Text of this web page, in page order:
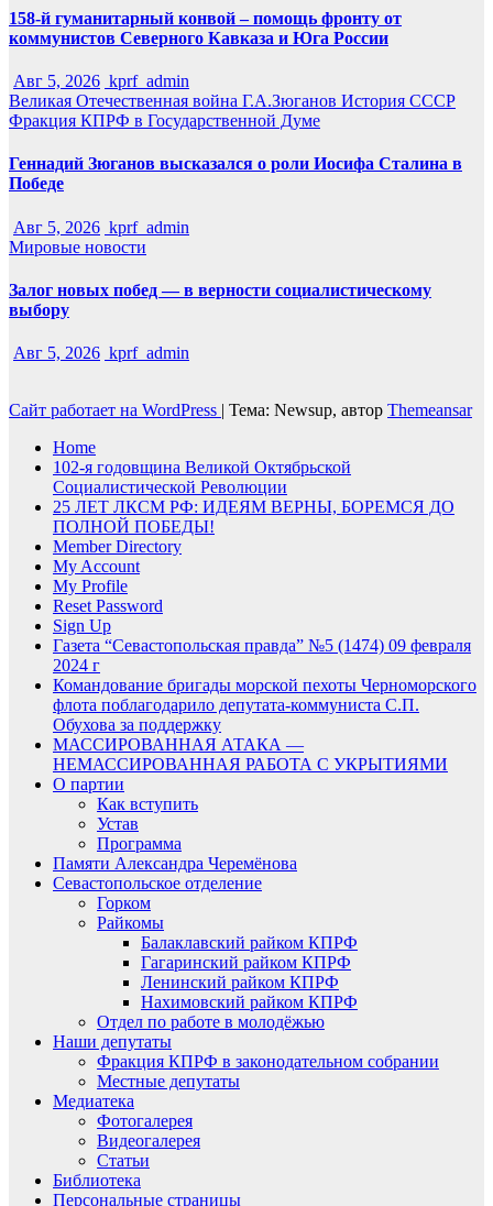
158-й гуманитарный конвой – помощь фронту от
коммунистов Северного Кавказа и Юга России
Авг 5, 2026 kprf_admin
Великая Отечественная война Г.А.Зюганов История СССР
Фракция КПРФ в Государственной Думе
Геннадий Зюганов высказался о роли Иосифа Сталина в
Победе
Авг 5, 2026 kprf_admin
Мировые новости
Залог новых побед — в верности социалистическому
выбору
Авг 5, 2026 kprf_admin
Сайт работает на WordPress | Тема: Newsup, автор Themeansar
Home
102-я годовщина Великой Октябрьской
Социалистической Революции
25 ЛЕТ ЛКСМ РФ: ИДЕЯМ ВЕРНЫ, БОРЕМСЯ ДО
ПОЛНОЙ ПОБЕДЫ!
Member Directory
My Account
My Profile
Reset Password
Sign Up
Газета “Севастопольская правда” №5 (1474) 09 февраля
2024 г
Командование бригады морской пехоты Черноморского
флота поблагодарило депутата-коммуниста С.П.
Обухова за поддержку
МАССИРОВАННАЯ АТАКА —
НЕМАССИРОВАННАЯ РАБОТА С УКРЫТИЯМИ
О партии
Как вступить
Устав
Программа
Памяти Александра Черемёнова
Севастопольское отделение
Горком
Райкомы
Балаклавский райком КПРФ
Гагаринский райком КПРФ
Ленинский райком КПРФ
Нахимовский райком КПРФ
Отдел по работе в молодёжью
Наши депутаты
Фракция КПРФ в законодательном собрании
Местные депутаты
Медиатека
Фотогалерея
Видеогалерея
Статьи
Библиотека
Персональные страницы